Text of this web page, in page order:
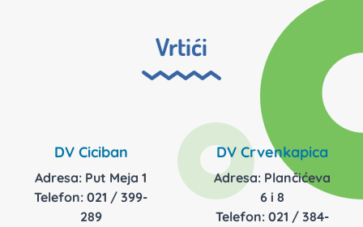
Vrtići
DV Ciciban
Adresa: Put Meja 1
Telefon: 021 / 399-
289
DV Crvenkapica
Adresa: Plančićeva
6 i 8
Telefon: 021 / 384-